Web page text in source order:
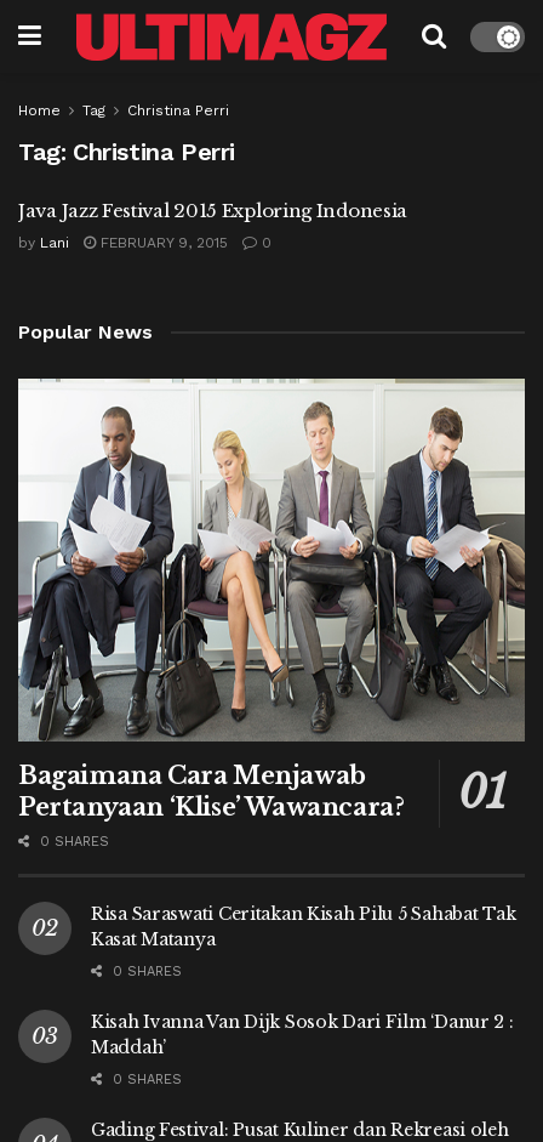
Home Tag Christina Perri
Tag: Christina Perri
Java Jazz Festival 2015 Exploring Indonesia
by Lani FEBRUARY 9, 2015 0
Popular News
Bagaimana Cara Menjawab
Pertanyaan ‘Klise’ Wawancara?
0 SHARES
Risa Saraswati Ceritakan Kisah Pilu 5 Sahabat Tak
Kasat Matanya
0 SHARES
Kisah Ivanna Van Dijk Sosok Dari Film ‘Danur 2 :
Maddah’
0 SHARES
Gading Festival: Pusat Kuliner dan Rekreasi oleh